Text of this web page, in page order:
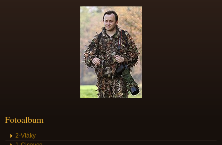
Fotoalbum
2-Vtáky